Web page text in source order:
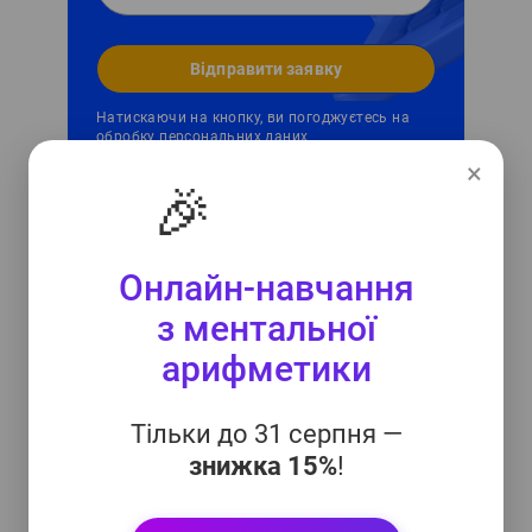
Відправити заявку
Натискаючи на кнопку, ви погоджуєтесь на
обробку персональних даних
Як це працює?
Всі заняття з ментальної
×
🎉
Онлайн-навчання
з ментальної
арифметики
Тільки до 31 серпня —
знижка 15%!